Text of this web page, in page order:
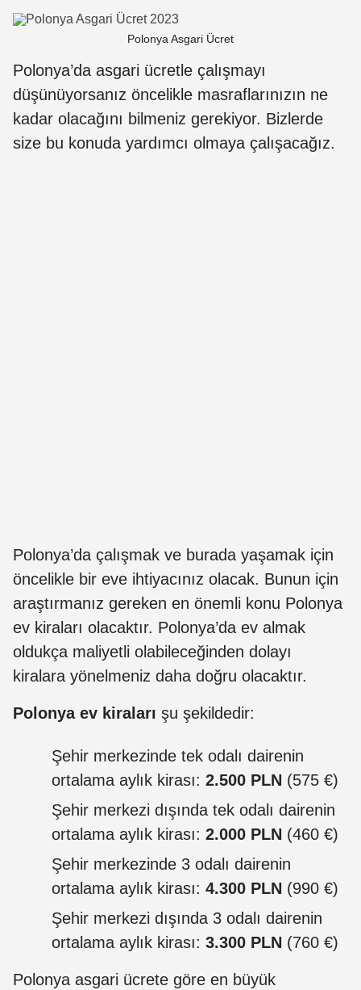
Polonya Asgari Ücret
Polonya’da asgari ücretle çalışmayı
düşünüyorsanız öncelikle masraflarınızın ne
kadar olacağını bilmeniz gerekiyor. Bizlerde
size bu konuda yardımcı olmaya çalışacağız.
Polonya’da çalışmak ve burada yaşamak için
öncelikle bir eve ihtiyacınız olacak. Bunun için
araştırmanız gereken en önemli konu Polonya
ev kiraları olacaktır. Polonya’da ev almak
oldukça maliyetli olabileceğinden dolayı
kiralara yönelmeniz daha doğru olacaktır.
Polonya ev kiraları şu şekildedir:
Şehir merkezinde tek odalı dairenin
ortalama aylık kirası: 2.500 PLN (575 €)
Şehir merkezi dışında tek odalı dairenin
ortalama aylık kirası: 2.000 PLN (460 €)
Şehir merkezinde 3 odalı dairenin
ortalama aylık kirası: 4.300 PLN (990 €)
Şehir merkezi dışında 3 odalı dairenin
ortalama aylık kirası: 3.300 PLN (760 €)
Polonya asgari ücrete göre en büyük